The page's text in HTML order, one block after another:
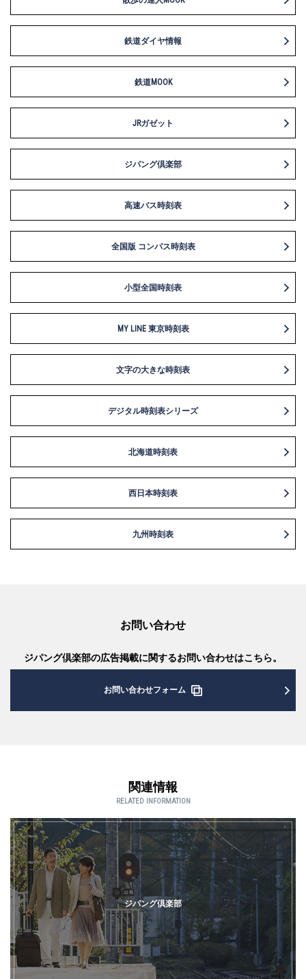
鉄道ダイヤ情報
鉄道MOOK
JRガゼット
ジパング倶楽部
高速バス時刻表
全国版 コンパス時刻表
小型全国時刻表
MY LINE 東京時刻表
文字の大きな時刻表
デジタル時刻表シリーズ
北海道時刻表
西日本時刻表
九州時刻表
お問い合わせ
ジパング倶楽部の広告掲載に関するお問い合わせはこちら。
お問い合わせフォーム
関連情報
RELATED INFORMATION
ジパング倶楽部